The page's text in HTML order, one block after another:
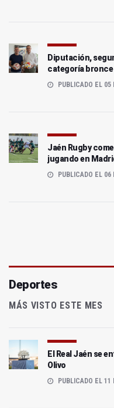
Diputación,
categoría bronce
PUBLICADO EL
Jaén Rugby
jugando en
PUBLICADO EL
Deportes
MÁS VISTO ESTE MES
El Real Jaén se
Olivo
PUBLICADO EL